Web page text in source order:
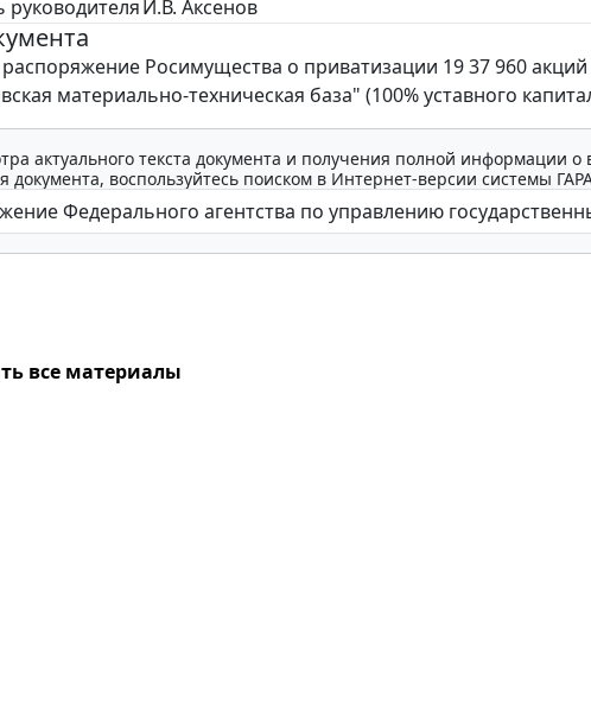
руководителяИ.В. Аксенов
Росимущества о приватизации 19 37 960 акций
материально-техническая база" (100% уставного
актуального текста документа и получения полной информации
документа, воспользуйтесь поиском в Интернет-версии системы
все материалы